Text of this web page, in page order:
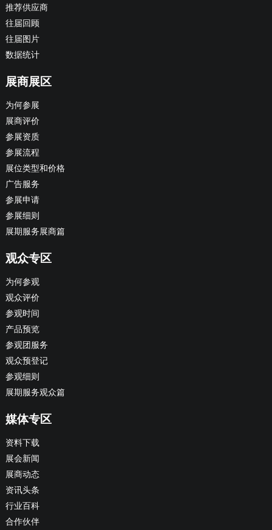
推荐供应商
往届回顾
往届图片
数据统计
展商展区
为何参展
展商评价
参展资质
参展流程
展位类型和价格
广告服务
参展申请
参展细则
展期服务展商篇
观众专区
为何参观
观众评价
参观时间
产品预览
参观团服务
观众预登记
参观细则
展期服务观众篇
媒体专区
资料下载
展会新闻
展商动态
资讯头条
行业百科
合作伙伴